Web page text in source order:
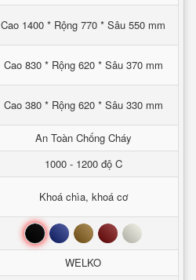
Cao 1400 * Rộng 770 * Sâu 550 mm
Cao 830 * Rộng 620 * Sâu 370 mm
Cao 380 * Rộng 620 * Sâu 330 mm
An Toàn Chống Cháy
1000 - 1200 độ C
Khoá chìa, khoá cơ
Đen Xanh Nâu Đỏ Trắng
WELKO